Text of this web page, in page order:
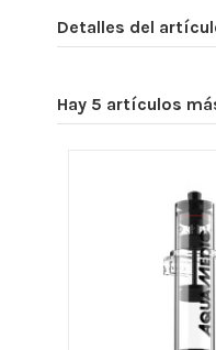
Detalles del
Hay 5 artículos